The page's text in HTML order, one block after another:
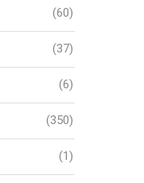
(60)
(37)
(6)
(350)
(1)